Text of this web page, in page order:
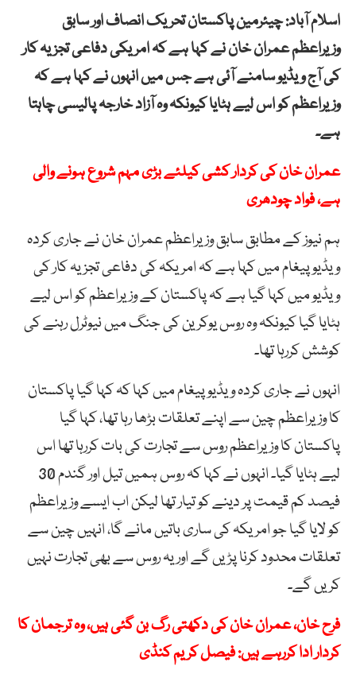
اسلام آباد: چیئرمین پاکستان تحریک انصاف اور سابق
وزیراعظم عمران خان نے کہا ہے کہ امریکی دفاعی تجزیہ کار
کی آج ویڈیو سامنے آئی ہے جس میں انہوں نے کہا ہے کہ
وزیراعظم کو اس لیے ہٹایا کیونکہ وہ آزاد خارجہ پالیسی چاہتا
ہے۔
عمران خان کی کردار کشی کیلئے بڑی مہم شروع ہونے والی
ہے، فواد چودھری
ہم نیوز کے مطابق سابق وزیراعظم عمران خان نے جاری کردہ
ویڈیو پیغام میں کہا ہے کہ امریکہ کی دفاعی تجزیہ کار کی
ویڈیو میں کہا گیا ہے کہ پاکستان کے وزیراعظم کو اس لیے
ہٹایا گیا کیونکہ وہ روس یوکرین کی جنگ میں نیوٹرل رہنے کی
کوشش کررہا تھا۔
انہوں نے جاری کردہ ویڈیو پیغام میں کہا کہ کہا گیا پاکستان
کا وزیراعظم چین سے اپنے تعلقات بڑھا رہا تھا، کہا گیا
پاکستان کا وزیراعظم روس سے تجارت کی بات کررہا تھا اس
لیے ہٹایا گیا۔ انہوں نے کہا کہ روس ہمیں تیل اور گندم 30
فیصد کم قیمت پر دینے کو تیار تھا لیکن اب ایسے وزیراعظم
کو لایا گیا جو امریکہ کی ساری باتیں مانے گا، انہیں چین سے
تعلقات محدود کرنا پڑیں گے اور یہ روس سے بھی تجارت نہیں
کریں گے۔
فرح خان، عمران خان کی دکھتی رگ بن گئی ہیں، وہ ترجمان کا
کردار ادا کررہے ہیں: فیصل کریم کنڈی